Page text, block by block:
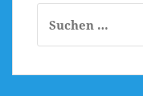
nach: